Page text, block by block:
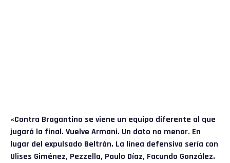
«Contra Bragantino se viene un equipo diferente al que
jugará la final. Vuelve Armani. Un dato no menor. En
lugar del expulsado Beltrán. La línea defensiva sería con
Ulises Giménez, Pezzella, Paulo Díaz, Facundo González.